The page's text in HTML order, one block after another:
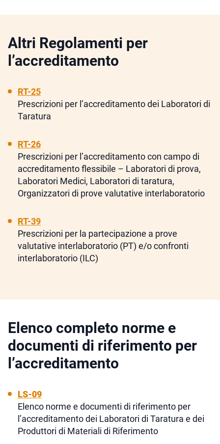
Altri Regolamenti per
l’accreditamento
RT-25
Prescrizioni per l’accreditamento dei Laboratori di
Taratura
RT-26
Prescrizioni per l’accreditamento con campo di
accreditamento flessibile – Laboratori di prova,
Laboratori Medici, Laboratori di taratura,
Organizzatori di prove valutative interlaboratorio
RT-39
Prescrizioni per la partecipazione a prove
valutative interlaboratorio (PT) e/o confronti
interlaboratorio (ILC)
Elenco completo norme e
documenti di riferimento per
l’accreditamento
LS-09
Elenco norme e documenti di riferimento per
l’accreditamento dei Laboratori di Taratura e dei
Produttori di Materiali di Riferimento